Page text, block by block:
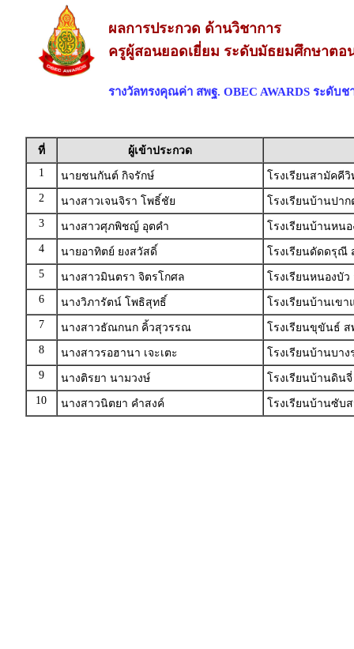
ผลการประกวด ด้านวิชาการ
ครูผู้สอนยอดเยี่ยม ระดับมัธยมศึกษาตอ
รางวัลทรงคุณค่า สพฐ. OBEC AWARDS ระดับช
ที่
ผู้เข้าประกวด
1
นายชนกันต์ กิจรักษ์
โรงเรียนสามัคคี
2
นางสาวเจนจิรา โพธิ์ชัย
โรงเรียนบ้านปา
3
นางสาวศุภพิชญ์ อุตคำ
โรงเรียนบ้านหน
4
นายอาทิตย์ ยงสวัสดิ์
โรงเรียนดัดดรุณี
5
นางสาวมินตรา จิตรโกศล
โรงเรียนหนองบั
6
นางวิภารัตน์ โพธิสุทธิ์
โรงเรียนบ้านเข
7
นางสาวธัณกนก คิ้วสุวรรณ
โรงเรียนขุขันธ์ ส
8
นางสาวรอฮานา เจะเตะ
โรงเรียนบ้านบา
9
นางติรยา นามวงษ์
โรงเรียนบ้านดิน
10
นางสาวนิตยา คำสงค์ โรงเรียนบ้านซับ